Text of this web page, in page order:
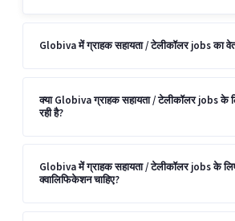
Globiva में ग्राहक सहायता / टेलीकॉलर jobs का
क्या Globiva ग्राहक सहायता / टेलीकॉलर jobs
रही है?
Globiva में ग्राहक सहायता / टेलीकॉलर jobs के
क्वालिफिकेशन चाहिए?